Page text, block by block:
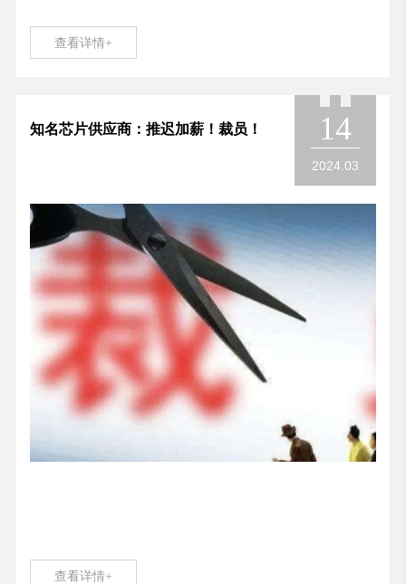
查看详情+
知名芯片供应商：推迟加薪！裁员！ 14
2024.03
查看详情+